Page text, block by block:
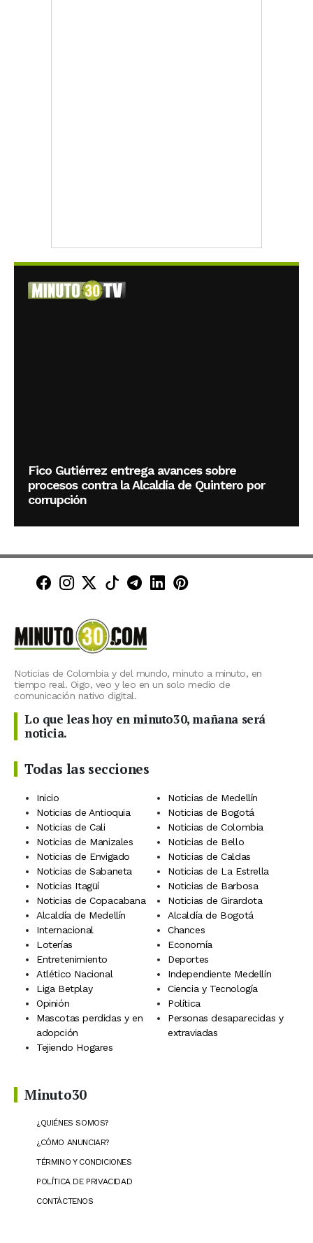
Fico Gutiérrez entrega avances sobre
procesos contra la Alcaldía de Quintero por
corrupción
Minuto30 en Facebook
Minuto30 en Instagram
Minuto30 en X (Twitter)
Minuto30 en TikTok
Canal de Minuto30 en
Minuto30 en LinkedIn
Minuto30 en
Noticias de Colombia y del mundo, minuto a minuto, en
tiempo real. Oigo, veo y leo en un solo medio de
comunicación nativo digital.
Lo que leas hoy en minuto30, mañana será
noticia.
Todas las secciones
Inicio
Noticias de Medellín
Noticias de Antioquia
Noticias de Bogotá
Noticias de Cali
Noticias de Colombia
Noticias de Manizales
Noticias de Bello
Noticias de Envigado
Noticias de Caldas
Noticias de Sabaneta
Noticias de La Estrella
Noticias Itagüí
Noticias de Barbosa
Noticias de Copacabana
Noticias de Girardota
Alcaldía de Medellín
Alcaldía de Bogotá
Internacional
Chances
Loterías
Economía
Entretenimiento
Deportes
Atlético Nacional
Independiente Medellín
Liga Betplay
Ciencia y Tecnología
Opinión
Política
Mascotas perdidas y en
adopción
Personas desaparecidas y
extraviadas
Tejiendo Hogares
Minuto30
¿QUIÉNES SOMOS?
¿CÓMO ANUNCIAR?
TÉRMINO Y CONDICIONES
POLÍTICA DE PRIVACIDAD
CONTÁCTENOS